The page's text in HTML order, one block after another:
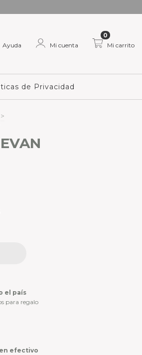
Ayuda Mi cuenta Mi carrito
0
de Privacidad
>
el país
para regalo
efectivo